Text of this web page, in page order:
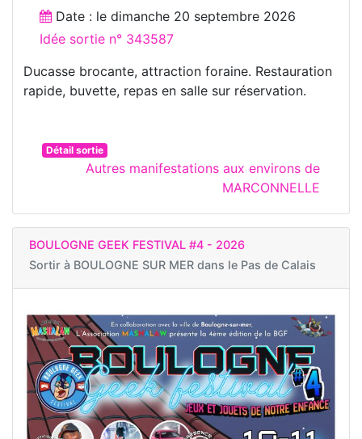
Date : le dimanche 20 septembre 2026
Idée sortie n° 343587
Ducasse brocante, attraction foraine. Restauration
rapide, buvette, repas en salle sur réservation.
Détail sortie
Autres manifestations aux environs de
MARCONNELLE
BOULOGNE GEEK FESTIVAL #4 - 2026
Sortir à BOULOGNE SUR MER dans le Pas de Calais